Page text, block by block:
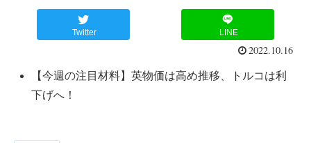
Twitter LINE
2022.10.16
【今週の注目材料】英物価は高め推移、トルコは利
下げへ！